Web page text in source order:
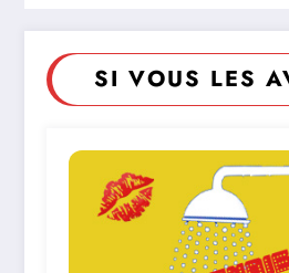
SI VOUS LES